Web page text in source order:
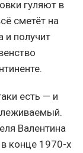
гуляют в
сметёт на
и получит
есть — и
Валентина
конце 1970-х